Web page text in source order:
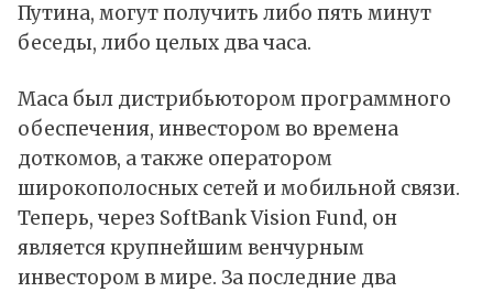
Путина, могут получить либо пять минут
беседы, либо целых два часа.
Маса был дистрибьютором программного
обеспечения, инвестором во времена
доткомов, а также оператором
широкополосных сетей и мобильной связи.
Теперь, через SoftBank Vision Fund, он
является крупнейшим венчурным
инвестором в мире. За последние два